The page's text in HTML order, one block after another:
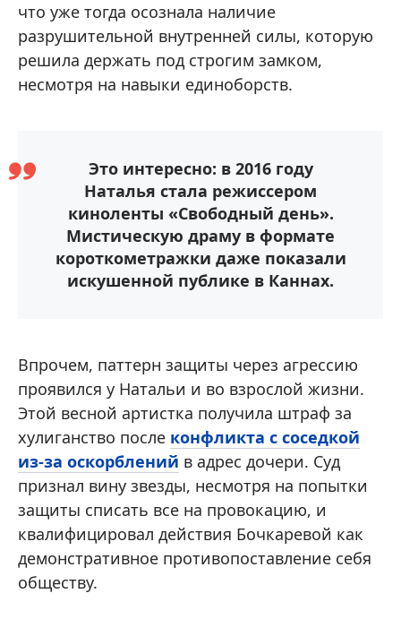
что уже тогда осознала наличие
разрушительной внутренней силы, которую
решила держать под строгим замком,
несмотря на навыки единоборств.
Это интересно: в 2016 году
Наталья стала режиссером
киноленты «Свободный день».
Мистическую драму в формате
короткометражки даже показали
искушенной публике в Каннах.
Впрочем, паттерн защиты через агрессию
проявился у Натальи и во взрослой жизни.
Этой весной артистка получила штраф за
хулиганство после конфликта с соседкой
из-за оскорблений в адрес дочери. Суд
признал вину звезды, несмотря на попытки
защиты списать все на провокацию, и
квалифицировал действия Бочкаревой как
демонстративное противопоставление себя
обществу.